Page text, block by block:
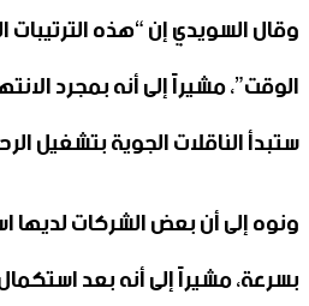
وقال السويدي إن “هذه الترتيبات
الوقت”، مشيراً إلى أنه بمجرد
ستبدأ الناقلات الجوية بتشغيل
ونوه إلى أن بعض الشركات لديها
بسرعة، مشيراً إلى أنه بعد